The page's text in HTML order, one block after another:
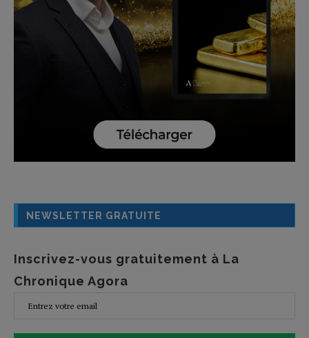
NEWSLETTER GRATUITE
Inscrivez-vous gratuitement à La
Chronique Agora